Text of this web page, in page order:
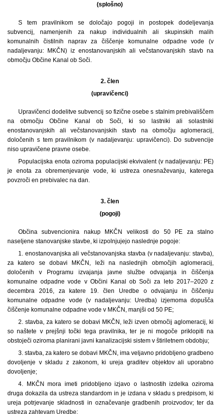
(splošno)
S tem pravilnikom se določajo pogoji in postopek dodeljevanja
subvencij, namenjenih za nakup individualnih ali skupinskih malih
komunalnih čistilnih naprav za čiščenje komunalne odpadne vode (v
nadaljevanju: MKČN) iz enostanovanjskih ali večstanovanjskih stavb na
območju Občine Kanal ob Soči.
2. člen
(upravičenci)
Upravičenci dodelitve subvencij so fizične osebe s stalnim prebivališčem
na območju Občine Kanal ob Soči, ki so lastniki ali solastniki
enostanovanjskih ali večstanovanjskih stavb na območju aglomeracij,
določenih s tem pravilnikom (v nadaljevanju: upravičenci). Do subvencije
niso upravičene pravne osebe.
Populacijska enota oziroma populacijski ekvivalent (v nadaljevanju: PE)
je enota za obremenjevanje vode, ki ustreza onesnaževanju, katerega
povzroči en prebivalec na dan.
3. člen
(pogoji)
Občina subvencionira nakup MKČN velikosti do 50 PE za stalno
naseljene stanovanjske stavbe, ki izpolnjujejo naslednje pogoje:
1. enostanovanjska ali večstanovanjska stavba (v nadaljevanju: stavba),
za katero se dobavi MKČN, leži na naslednjih območjih aglomeracij,
določenih v Programu izvajanja javne službe odvajanja in čiščenja
komunalne odpadne vode v Občini Kanal ob Soči za leto 2017–2020 z
decembra 2016, za katere 19. člen Uredbe o odvajanju in čiščenju
komunalne odpadne vode (v nadaljevanju: Uredba) izjemoma dopušča
čiščenje komunalne odpadne vode v MKČN, manjši od 50 PE;
2. stavba, za katero se dobavi MKČN, leži izven območij aglomeracij, ki
so naštete v prejšnji točki tega pravilnika, ter je ni mogoče priklopiti na
obstoječi oziroma planirani javni kanalizacijski sistem v štiriletnem obdobju;
3. stavba, za katero se dobavi MKČN, ima veljavno pridobljeno gradbeno
dovoljenje v skladu z zakonom, ki ureja graditev objektov ali uporabno
dovoljenje;
4. MKČN mora imeti pridobljeno izjavo o lastnostih izdelka oziroma
druga dokazila da ustreza standardom in je izdana v skladu s predpisom, ki
ureja potrjevanje skladnosti in označevanje gradbenih proizvodov; ter da
ustreza zahtevam Uredbe;